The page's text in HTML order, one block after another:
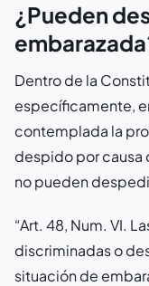
¿Pueden
Dentro de la
específicamente,
contemplada la
despido por causa
no pueden
“Art. 48, Num. VI.
discriminadas o
situación de